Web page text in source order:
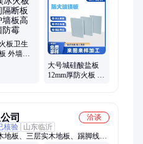
筋桁架楼承板、硅酸盐防火板、
钙板、纤维水泥通体板、防火
板、复合阻尼隔音板、纤维水泥
阁楼板、纤维水泥木纹板
板卫生
外墙护
大号城硅酸盐板
12mm厚防火板 包
司
洽谈
核验
山东临沂
地板、三层实木地板、踢脚线、